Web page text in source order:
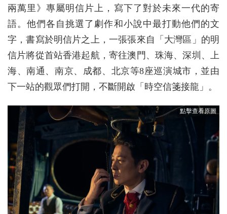
兩萬里》專屬明信片上，寫下了對於未來一代的寄
語。他們各自挑選了劇作和小說中最打動他們的文
字，書寫於明信片之上，一張張來自「大灣區」的明
信片將從首站香港起航，寄往澳門、珠海、深圳、上
海、南通、南京、成都、北京等8座巡演城市，並由
下一站的觀眾們打開，不斷開啟「時空信箋接龍」。